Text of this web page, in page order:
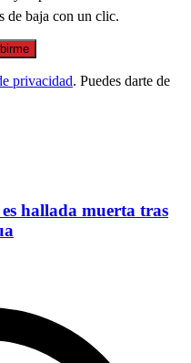
de baja con un clic.
privacidad. Puedes darte de
hallada muerta tras